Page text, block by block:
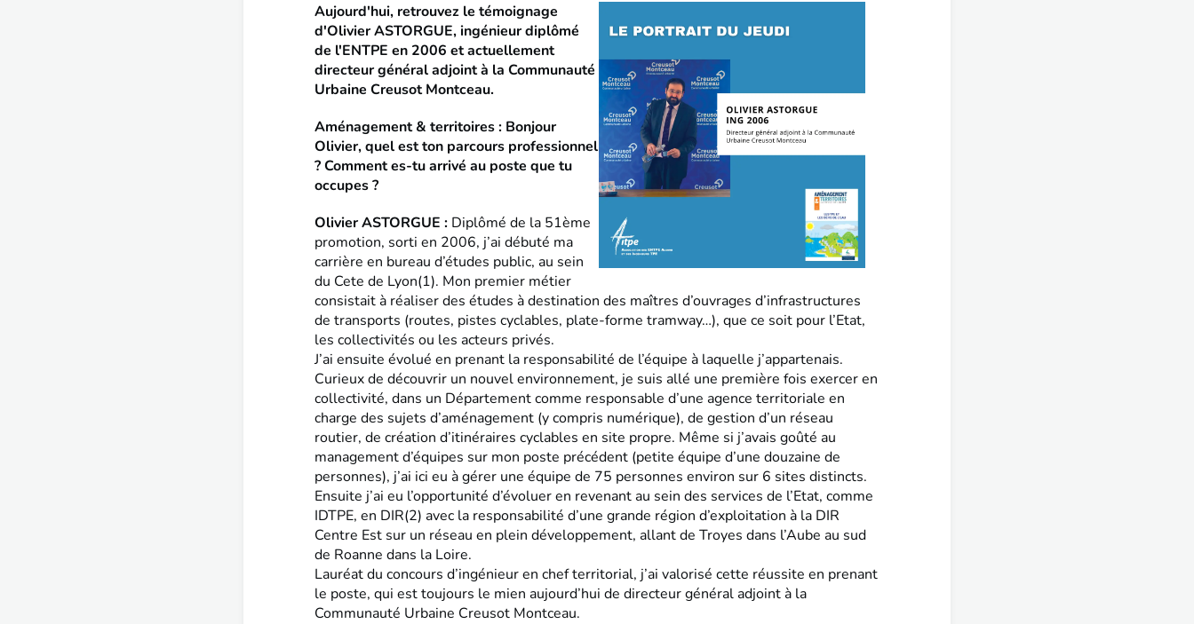
Aujourd'hui, retrouvez le témoignage
d'Olivier ASTORGUE, ingénieur diplômé
de l'ENTPE en 2006 et actuellement
directeur général adjoint à la Communauté
Urbaine Creusot Montceau.
Aménagement & territoires : Bonjour
Olivier, quel est ton parcours professionnel
? Comment es-tu arrivé au poste que tu
occupes ?
Olivier ASTORGUE : Diplômé de la 51ème
promotion, sorti en 2006, j’ai débuté ma
carrière en bureau d’études public, au sein
du Cete de Lyon(1). Mon premier métier
consistait à réaliser des études à destination des maîtres d’ouvrages d’infrastructures
de transports (routes, pistes cyclables, plate-forme tramway…), que ce soit pour l’Etat,
les collectivités ou les acteurs privés.
J’ai ensuite évolué en prenant la responsabilité de l’équipe à laquelle j’appartenais.
Curieux de découvrir un nouvel environnement, je suis allé une première fois exercer en
collectivité, dans un Département comme responsable d’une agence territoriale en
charge des sujets d’aménagement (y compris numérique), de gestion d’un réseau
routier, de création d’itinéraires cyclables en site propre. Même si j’avais goûté au
management d’équipes sur mon poste précédent (petite équipe d’une douzaine de
personnes), j’ai ici eu à gérer une équipe de 75 personnes environ sur 6 sites distincts.
Ensuite j’ai eu l’opportunité d’évoluer en revenant au sein des services de l’Etat, comme
IDTPE, en DIR(2) avec la responsabilité d’une grande région d’exploitation à la DIR
Centre Est sur un réseau en plein développement, allant de Troyes dans l’Aube au sud
de Roanne dans la Loire.
Lauréat du concours d’ingénieur en chef territorial, j’ai valorisé cette réussite en prenant
le poste, qui est toujours le mien aujourd’hui de directeur général adjoint à la
Communauté Urbaine Creusot Montceau.